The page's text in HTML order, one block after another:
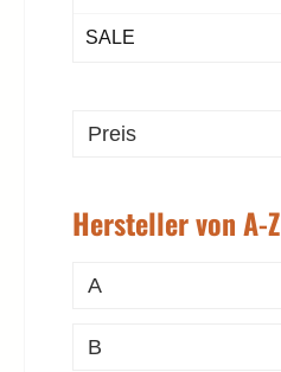
SALE
Preis
Hersteller von A-Z
A
B